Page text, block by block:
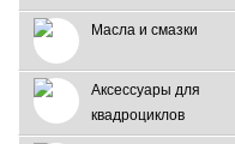
Масла и смазки
Аксессуары для
квадроциклов